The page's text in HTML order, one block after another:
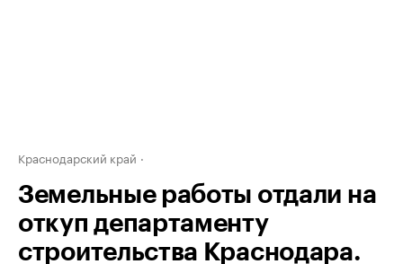
Краснодарский край
Земельные работы отдали на
откуп департаменту
строительства Краснодара.